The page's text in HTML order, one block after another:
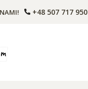
+48 507 717 950